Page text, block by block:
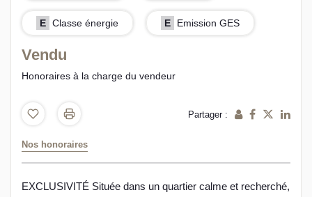
E Classe énergie E Emission GES
Vendu
Honoraires à la charge du vendeur
Partager :
Nos honoraires
EXCLUSIVITÉ Située dans un quartier calme et recherché,